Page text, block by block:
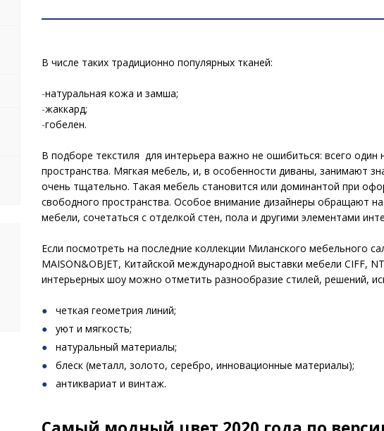
В числе таких традиционно популярных тканей:
-натуральная кожа и замша;
-жаккард;
-гобелен.
В подборе текстиля для интерьера важно не ошибиться: всего
пространства. Мягкая мебель, и, в особенности диваны, занимают
очень тщательно. Такая мебель становится или доминантой при
свободного пространства. Особое внимание дизайнеры обращают
мебели, сочетаться с отделкой стен, пола и другими элементами
Если посмотреть на последние коллекции Миланского мебельного
MAISON&OBJET, Китайской международной выставки мебели CIFF,
интерьерных шоу можно отметить разнообразие стилей, решений,
четкая геометрия линий;
уют и мягкость;
натуральный материалы;
блеск (металл, золото, серебро, инновационные материалы);
антиквариат и винтаж.